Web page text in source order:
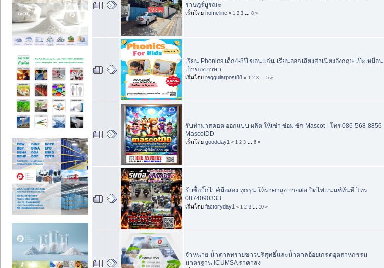
ราษฎร์บูรณะ
เริ่มโดย homeline « 1 2 3 8 »
เรียน Phonics เด็ก4-8ปี ขอนแก่น เรียนออกเสียงสำเนียงอังกฤษ เป๊ะเหมือน
เจ้าของภาษา
เริ่มโดย reggularpost88 « 1 2 3 5 »
รับทำมาสคอต ออกแบบ ผลิต ให้เช่า ซ่อม ซัก Mascot | โทร 086-568-8856
MascotDD
เริ่มโดย goodday1 « 1 2 3 6 »
รับซื้อบิ๊กไบค์มือสอง ทุกรุ่น ให้ราคาสูง จ่ายสด ปิดไฟแนนซ์ทันที โทร
0874090333
เริ่มโดย factoryday1 « 1 2 3 10 »
จำหน่าย-น้ำตาลทรายขาวบริสุทธิ์และน้ำตาลอ้อยเกรดอุตสาหกรรม
มาตรฐาน ICUMSA ราคาส่ง